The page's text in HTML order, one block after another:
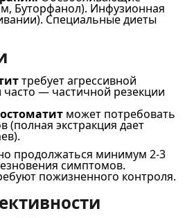
Буторфанол). Инфузионная
Специальные диеты
требует агрессивной
— частичной резекции
может потребовать
(полная экстракция дает
продолжаться минимум 2-3
симптомов.
пожизненного контроля.